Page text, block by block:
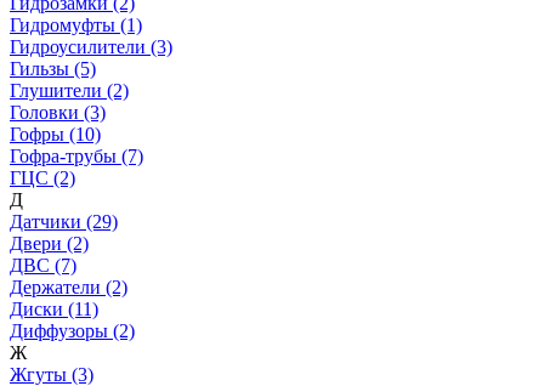
Гидромуфты (1)
Гидроусилители (3)
Гильзы (5)
Глушители (2)
Головки (3)
Гофры (10)
Гофра-трубы (7)
ГЦС (2)
Д
Датчики (29)
Двери (2)
ДВС (7)
Держатели (2)
Диски (11)
Диффузоры (2)
Ж
Жгуты (3)